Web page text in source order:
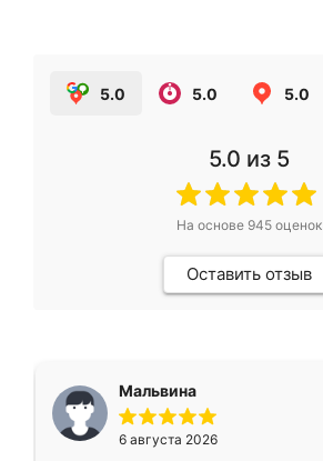
5.0 5.0 5.0
5.0 из 5
На основе 945оценок
Оставить отзыв
Мальвина
6 августа 2026